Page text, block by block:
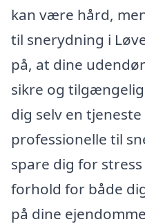
kan være hård,
til snerydning i
på, at dine
sikre og
dig selv en
professionelle til
spare dig for
forhold for både
på dine